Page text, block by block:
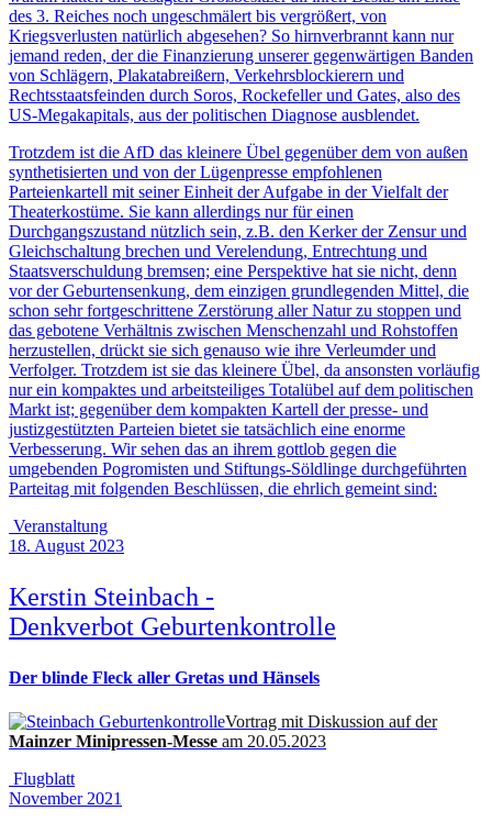
des 3. Reiches noch ungeschmälert bis vergrößert, von
Kriegsverlusten natürlich abgesehen? So hirnverbrannt kann nur
jemand reden, der die Finanzierung unserer gegenwärtigen Banden
von Schlägern, Plakatabreißern, Verkehrsblockierern und
Rechtsstaatsfeinden durch Soros, Rockefeller und Gates, also des
US-Megakapitals, aus der politischen Diagnose ausblendet.
Trotzdem ist die AfD das kleinere Übel gegenüber dem von außen
synthetisierten und von der Lügenpresse empfohlenen
Parteienkartell mit seiner Einheit der Aufgabe in der Vielfalt der
Theaterkostüme. Sie kann allerdings nur für einen
Durchgangszustand nützlich sein, z.B. den Kerker der Zensur und
Gleichschaltung brechen und Verelendung, Entrechtung und
Staatsverschuldung bremsen; eine Perspektive hat sie nicht, denn
vor der Geburtensenkung, dem einzigen grundlegenden Mittel, die
schon sehr fortgeschrittene Zerstörung aller Natur zu stoppen und
das gebotene Verhältnis zwischen Menschenzahl und Rohstoffen
herzustellen, drückt sie sich genauso wie ihre Verleumder und
Verfolger. Trotzdem ist sie das kleinere Übel, da ansonsten vorläufig
nur ein kompaktes und arbeitsteiliges Totalübel auf dem politischen
Markt ist; gegenüber dem kompakten Kartell der presse- und
justizgestützten Parteien bietet sie tatsächlich eine enorme
Verbesserung. Wir sehen das an ihrem gottlob gegen die
umgebenden Pogromisten und Stiftungs-Söldlinge durchgeführten
Parteitag mit folgenden Beschlüssen, die ehrlich gemeint sind:
Veranstaltung
18. August 2023
Kerstin Steinbach -
Denkverbot Geburtenkontrolle
Der blinde Fleck aller Gretas und Hänsels
Vortrag mit Diskussion auf der
Mainzer Minipressen-Messe am 20.05.2023
Flugblatt
November 2021